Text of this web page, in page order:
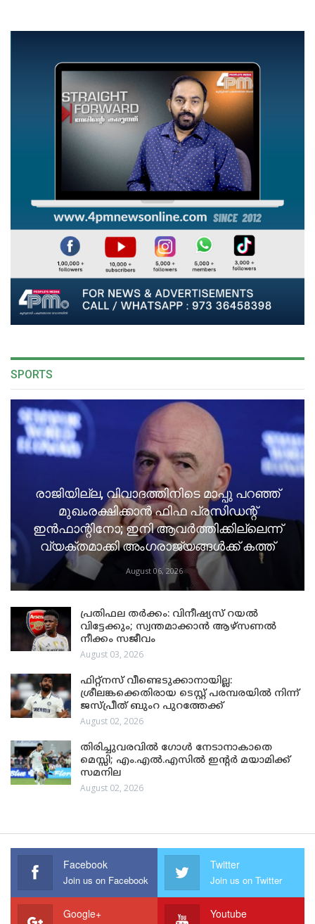
SPORTS
രാജിയില്ല, വിവാദത്തിനിടെ മാപ്പു പറഞ്ഞ്
മുഖംരക്ഷിക്കാൻ ഫിഫ പ്രസിഡന്റ്
ഇൻഫാന്റിനോ; ഇനി ആവർത്തിക്കില്ലെന്ന്
വ്യക്തമാക്കി അംഗരാജ്യങ്ങൾക്ക് കത്ത്
August 06, 2026
പ്രതിഫല തർക്കം: വിനീഷ്യസ് റയൽ
വിട്ടേക്കും; സ്വന്തമാക്കാൻ ആഴ്സണൽ
നീക്കം സജീവം
August 03, 2026
ഫിറ്റ്നസ് വീണ്ടെടുക്കാനായില്ല:
ശ്രീലങ്കക്കെതിരായ ടെസ്റ്റ് പരമ്പരയിൽ നിന്ന്
ജസ്പ്രീത് ബുംറ പുറത്തേക്ക്
August 02, 2026
തിരിച്ചുവരവിൽ ഗോൾ നേടാനാകാതെ
മെസ്സി; എം.എൽ.എസിൽ ഇന്റർ മയാമിക്ക്
സമനില
August 02, 2026
Facebook
Join us on Facebook
Twitter
Join us on Twitter
Google+ Youtube